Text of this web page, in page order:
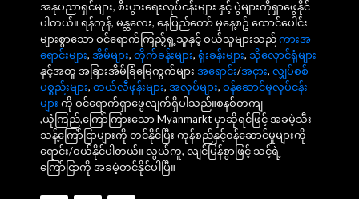
အနုပညာရှင်များ, စီးပွားရေးလုပ်ငန်းများ နှင့် ပွဲများကိုရှာဖွေနိုင်
ပါတယ်။ ရန်ကုန်, မန္တလေး, နေပြည်တော် မှနေ့စဥ် ထောင်ပေါင်း
များစွာသော ဝင်ရောက်ကြည့်ရှု့သူနှင့် ဝယ်သူများသည်ကားအ
ရောင်းများ, အိမ်များ, တိုက်ခန်းများ, ရုံးခန်းများ, သိုလှောင်ရုံများ
နှင့်အတူ အခြားအိမ်ခြံမြေကွက်များ အရောင်း/အငှား, လျှပ်စစ်
ပစ္စည်းများ, တယ်လီဖုန်းများ, အလုပ်များ, ဝန်ဆောင်မှုလုပ်ငန်း
များ ကို ဝင်ရောက်ရှာဖွေလျက်ရှိပါသည်။စနစ်တကျ
,ယုံကြည်,ကြော်ကြားသော Myanmarkt မှာဆိုရင်ဖြင့် အခမဲ့သီး
သန့်ကြော်ငြာများကို တင်နိုင်ပြီး ကုန်စည်နှင့်ဝန်ဆောင်မှုများကို
ရောင်း/ဝယ်နိုင်ပါတယ်။ လွယ်ကူ, လျင်မြန်စွာဖြင့် သင့်ရဲ့
ကြော်ငြာကို အခမဲ့တင်နိုင်ပါပြီ။